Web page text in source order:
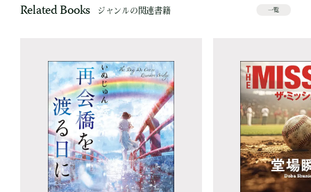
Related Books ジャンルの関連書籍 一覧